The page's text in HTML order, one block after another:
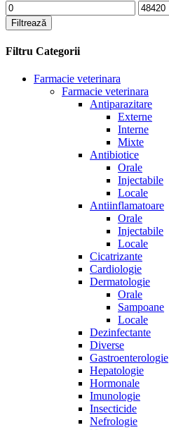
Preț
minim
Preț
maxim
Filtrează
Filtru Categorii
Farmacie veterinara
Farmacie veterinara
Antiparazitare
Externe
Interne
Mixte
Antibiotice
Orale
Injectabile
Locale
Antiinflamatoare
Orale
Injectabile
Locale
Cicatrizante
Cardiologie
Dermatologie
Orale
Sampoane
Locale
Dezinfectante
Diverse
Gastroenterologie
Hepatologie
Hormonale
Imunologie
Insecticide
Nefrologie